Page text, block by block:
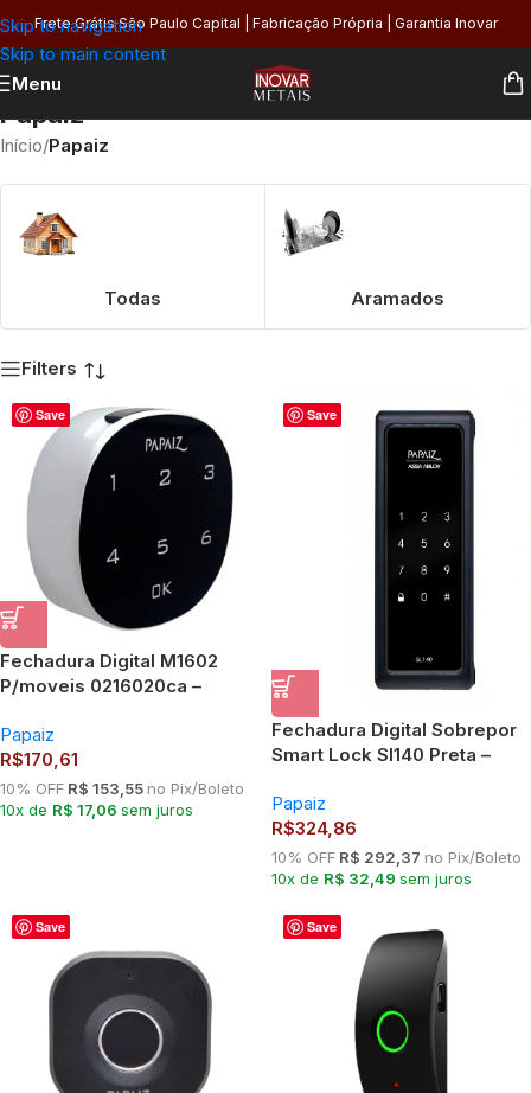
Skip to navigation
Skip to main content
Frete Grátis São Paulo Capital | Fabricação Própria | Garantia Inovar
Menu
Papaiz
Início/Papaiz
Todas Aramados
Filters
Save
Fechadura Digital M1602
P/moveis 0216020ca –
Papaiz
R$170,61
10% OFF R$ 153,55 no Pix/Boleto
10x de R$ 17,06 sem juros
Save
Fechadura Digital Sobrepor
Smart Lock Sl140 Preta –
Papaiz
R$324,86
10% OFF R$ 292,37 no Pix/Boleto
10x de R$ 32,49 sem juros
Save Save